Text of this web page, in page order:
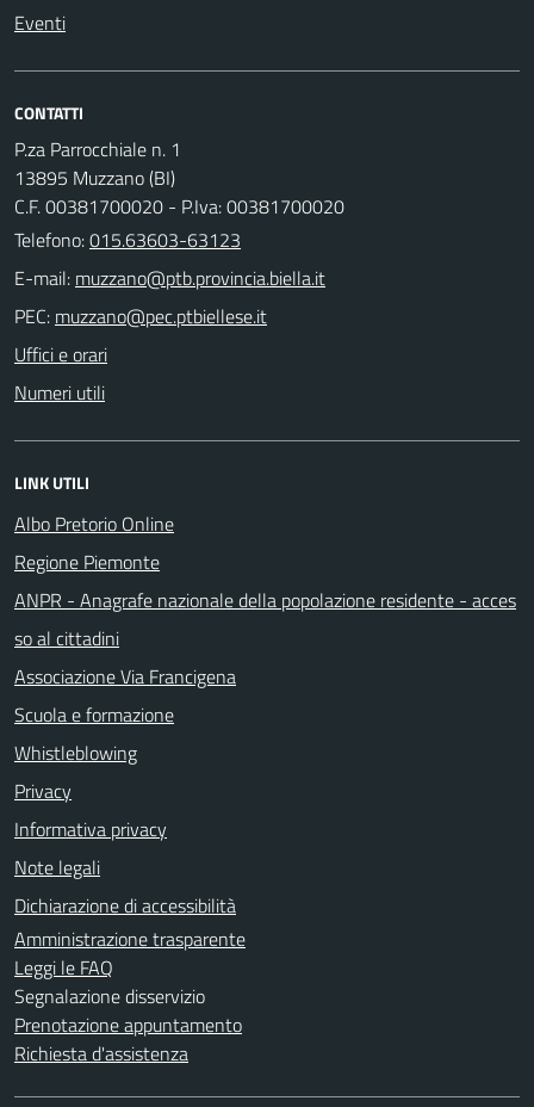
Eventi
CONTATTI
P.za Parrocchiale n. 1
13895 Muzzano (BI)
C.F. 00381700020 - P.Iva: 00381700020
Telefono:015.63603-63123
E-mail:
PEC:
Uffici e orari
Numeri utili
LINK UTILI
Albo Pretorio Online
Regione Piemonte
ANPR - Anagrafe nazionale della popolazione residente - acces
so al cittadini
Associazione Via Francigena
Scuola e formazione
Whistleblowing
Privacy
Informativa privacy
Note legali
Dichiarazione di accessibilità
Amministrazione trasparente
Leggi le FAQ
Segnalazione disservizio
Prenotazione appuntamento
Richiesta d'assistenza